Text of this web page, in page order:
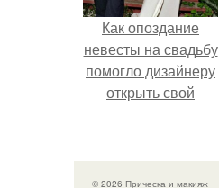
Как опоздание
невесты на свадьбу
помогло дизайнеру
открыть свой
© 2026 Прическа и макияж